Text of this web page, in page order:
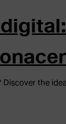
the